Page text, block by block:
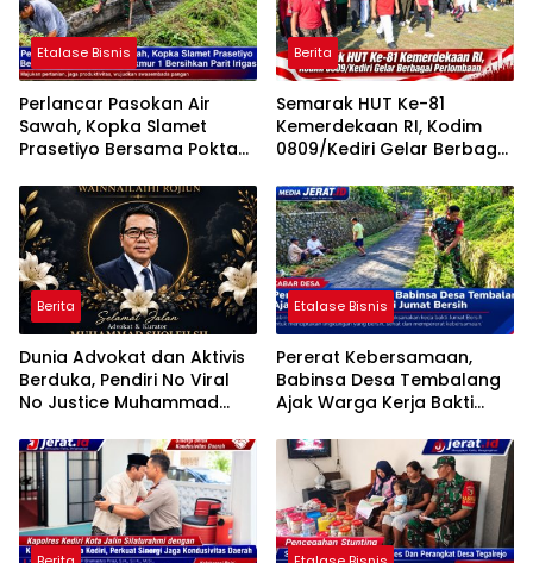
Etalase Bisnis
Perlancar Pasokan Air
Sawah, Kopka Slamet
Prasetiyo Bersama Poktan
Parit Irigasi
Berita
Semarak HUT Ke-81
Kemerdekaan RI, Kodim
0809/Kediri Gelar Berbagai
Berita
Dunia Advokat dan Aktivis
Berduka, Pendiri No Viral
No Justice Muhammad
Etalase Bisnis
Pererat Kebersamaan,
Babinsa Desa Tembalang
Ajak Warga Kerja Bakti